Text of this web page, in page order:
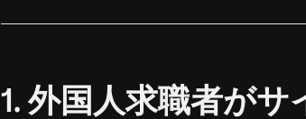
1. 外国人求職者が